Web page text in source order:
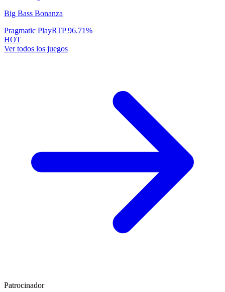
Big Bass Bonanza
Pragmatic PlayRTP96.71%
HOT
Ver todos los juegos
Patrocinador